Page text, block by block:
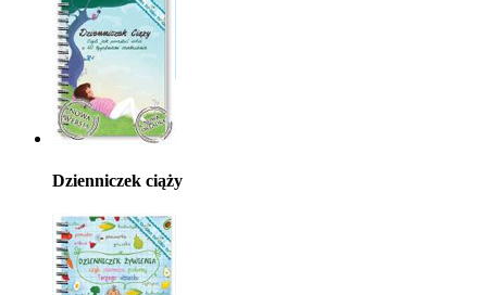
Dzienniczek ciąży